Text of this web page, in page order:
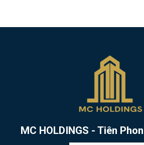
MC HOLDINGS - Tiên